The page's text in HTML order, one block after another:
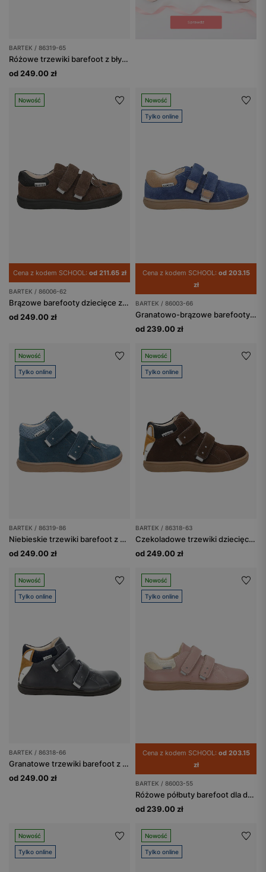
BARTEK / 86319-65
Różowe trzewiki barefoot z błyszczącymi serduszkami BAREFOOT 86319-65
od 249.00 zł
Nowość
Cena z kodem SCHOOL: od 211.65 zł
BARTEK / 86006-62
Brązowe barefooty dziecięce z misiem na nosku BARTEK 86006-62
od 249.00 zł
Nowość
Tylko online
Cena z kodem SCHOOL: od 203.15
zł
BARTEK / 86003-66
Granatowo-brązowe barefooty z odblaskami BARTEK 86003-66
od 239.00 zł
Nowość
Tylko online
BARTEK / 86319-86
Niebieskie trzewiki barefoot z misiem na noskach BARTEK 86319-86
od 249.00 zł
Nowość
Tylko online
BARTEK / 86318-63
Czekoladowe trzewiki dziecięce z liskiem BARTEK 86318-63
od 249.00 zł
Nowość
Tylko online
BARTEK / 86318-66
Granatowe trzewiki barefoot z liskiem BARTEK 86318-66
od 249.00 zł
Nowość
Tylko online
Cena z kodem SCHOOL: od 203.15
zł
BARTEK / 86003-55
Różowe półbuty barefoot dla dziewczynki ze złotym zapiętkiem BARTEK 86003-55
od 239.00 zł
Nowość
Tylko online
Nowość
Tylko online